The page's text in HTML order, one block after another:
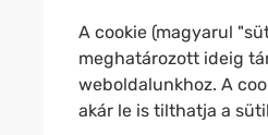
A cookie (magyarul
meghatározott ideig
weboldalunkhoz. A
akár le is tilthatja a